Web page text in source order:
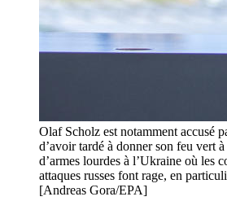
Olaf Scholz est notamment accusé
d’avoir tardé à donner son feu vert
d’armes lourdes à l’Ukraine où les
attaques russes font rage, en
[Andreas Gora/EPA]